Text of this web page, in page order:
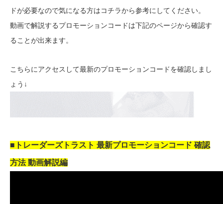
ドが必要なので気になる方はコチラから参考にしてください。
動画で解説するプロモーションコードは下記のページから確認す
ることが出来ます。
こちらにアクセスして最新のプロモーションコードを確認しまし
ょう↓
■トレーダーズトラスト 最新プロモーションコード 確認
方法 動画解説編